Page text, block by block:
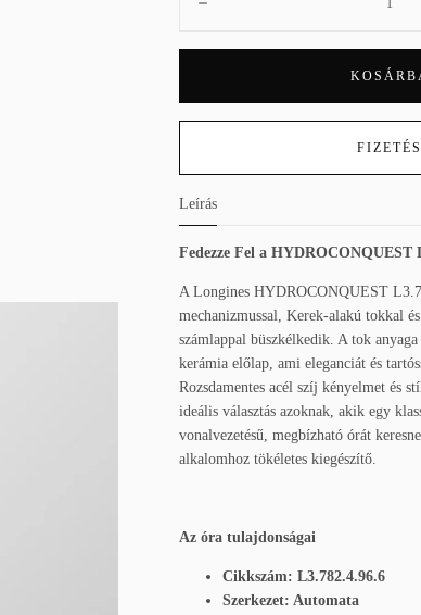
FIZETÉS
Leírás
Fedezze Fel a HYDROCONQUEST
A Longines HYDROCONQUEST
mechanizmussal, Kerek-alakú tokkal
számlappal büszkélkedik. A tok anyaga
kerámia előlap, ami eleganciát és
Rozsdamentes acél szíj kényelmet és
ideális választás azoknak, akik egy
vonalvezetésű, megbízható órát
alkalomhoz tökéletes kiegészítő.
Az óra tulajdonságai
Cikkszám: L3.782.4.96.6
Szerkezet: Automata